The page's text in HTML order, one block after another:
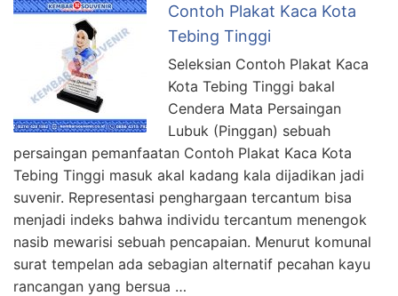
Contoh Plakat Kaca Kota
Tebing Tinggi
Seleksian Contoh Plakat Kaca
Kota Tebing Tinggi bakal
Cendera Mata Persaingan
Lubuk (Pinggan) sebuah
persaingan pemanfaatan Contoh Plakat Kaca Kota
Tebing Tinggi masuk akal kadang kala dijadikan jadi
suvenir. Representasi penghargaan tercantum bisa
menjadi indeks bahwa individu tercantum menengok
nasib mewarisi sebuah pencapaian. Menurut komunal
surat tempelan ada sebagian alternatif pecahan kayu
rancangan yang bersua …